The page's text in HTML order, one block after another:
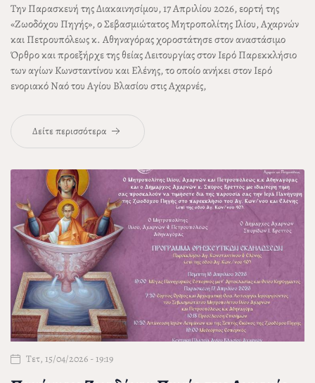
Την Παρασκευή της Διακαινησίμου, 17 Απριλίου 2026, εορτή της
«Ζωοδόχου Πηγής», ο Σεβασμιώτατος Μητροπολίτης Ιλίου, Αχαρνών
και Πετρουπόλεωςκ. Αθηναγόραςχοροστάτησε στον αναστάσιμο
Όρθρο και προεξήρχε της θείας Λειτουργίας στον Ιερό Παρεκκλήσιο
των αγίων Κωνσταντίνου και Ελένης, το οποίο ανήκει στον Ιερό
ενοριακό Ναό του Αγίου Βλασίου στις Αχαρνές,
Δείτε περισσότερα
Τετ, 15/04/2026 - 19:19